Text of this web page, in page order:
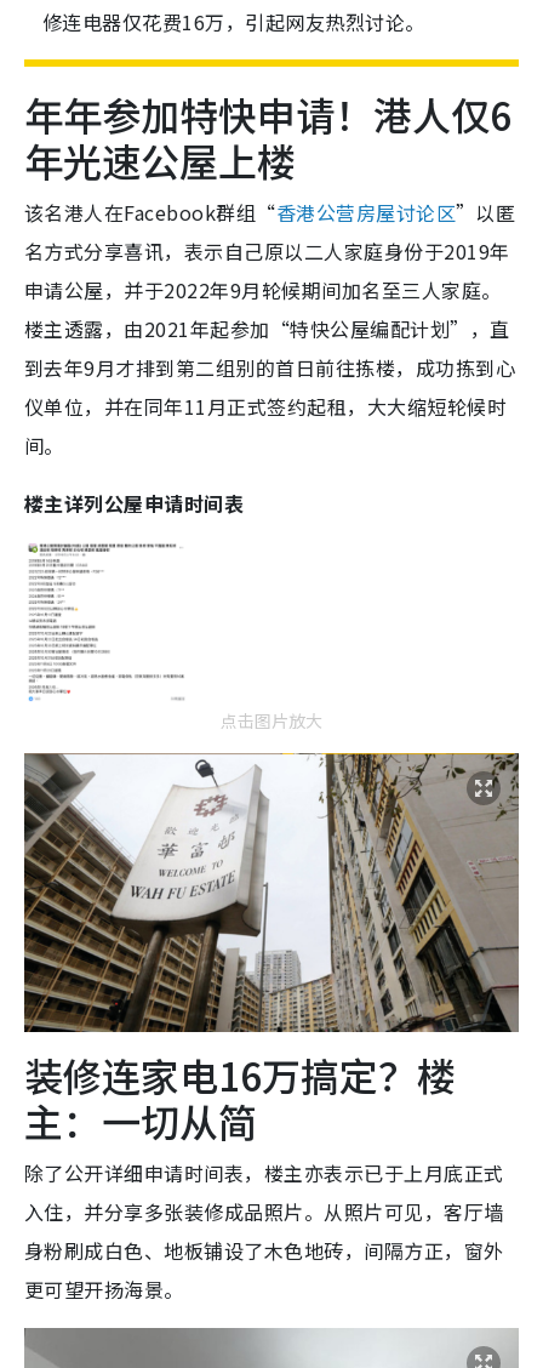
修连电器仅花费16万，引起网友热烈讨论。
年年参加特快申请！港人仅6
年光速公屋上楼
该名港人在Facebook群组“香港公营房屋讨论区”以匿
名方式分享喜讯，表示自己原以二人家庭身份于2019年
申请公屋，并于2022年9月轮候期间加名至三人家庭。
楼主透露，由2021年起参加“特快公屋编配计划”，直
到去年9月才排到第二组别的首日前往拣楼，成功拣到心
仪单位，并在同年11月正式签约起租，大大缩短轮候时
间。
楼主详列公屋申请时间表
点击图片放大
装修连家电16万搞定？楼
主：一切从简
除了公开详细申请时间表，楼主亦表示已于上月底正式
入住，并分享多张装修成品照片。从照片可见，客厅墙
身粉刷成白色、地板铺设了木色地砖，间隔方正，窗外
更可望开扬海景。